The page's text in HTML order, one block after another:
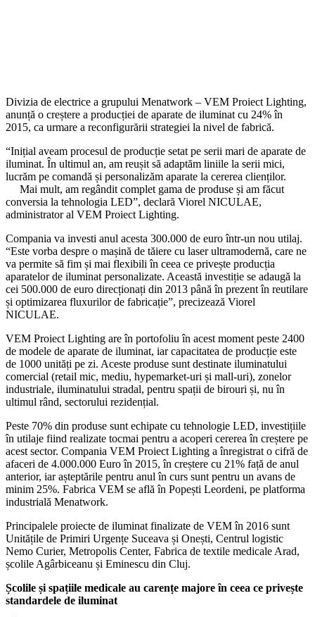
Divizia de electrice a grupului Menatwork – VEM Proiect Lighting,
anunță o creștere a producției de aparate de iluminat cu 24% în
2015, ca urmare a reconfigurării strategiei la nivel de fabrică.
“Inițial aveam procesul de producție setat pe serii mari de aparate de
iluminat. În ultimul an, am reușit să adaptăm liniile la serii mici,
lucrăm pe comandă și personalizăm aparate la cererea clienților.
Mai mult, am regândit complet gama de produse și am făcut
conversia la tehnologia LED”, declară Viorel NICULAE,
administrator al VEM Proiect Lighting.
Compania va investi anul acesta 300.000 de euro într-un nou utilaj.
“Este vorba despre o mașină de tăiere cu laser ultramodernă, care ne
va permite să fim și mai flexibili în ceea ce privește producția
aparatelor de iluminat personalizate. Această investiție se adaugă la
cei 500.000 de euro direcționați din 2013 până în prezent în reutilare
și optimizarea fluxurilor de fabricație”, precizează Viorel
NICULAE.
VEM Proiect Lighting are în portofoliu în acest moment peste 2400
de modele de aparate de iluminat, iar capacitatea de producție este
de 1000 unități pe zi. Aceste produse sunt destinate iluminatului
comercial (retail mic, mediu, hypemarket-uri și mall-uri), zonelor
industriale, iluminatului stradal, pentru spații de birouri și, nu în
ultimul rând, sectorului rezidențial.
Peste 70% din produse sunt echipate cu tehnologie LED, investițiile
în utilaje fiind realizate tocmai pentru a acoperi cererea în creștere pe
acest sector. Compania VEM Proiect Lighting a înregistrat o cifră de
afaceri de 4.000.000 Euro în 2015, în creștere cu 21% față de anul
anterior, iar așteptările pentru anul în curs sunt pentru un avans de
minim 25%. Fabrica VEM se află în Popești Leordeni, pe platforma
industrială Menatwork.
Principalele proiecte de iluminat finalizate de VEM în 2016 sunt
Unitățile de Primiri Urgențe Suceava și Onești, Centrul logistic
Nemo Curier, Metropolis Center, Fabrica de textile medicale Arad,
școlile Agârbiceanu și Eminescu din Cluj.
Școlile și spațiile medicale au carențe majore în ceea ce privește
standardele de iluminat